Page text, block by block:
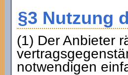
§3 Nutzung
(1) Der Anbieter
notwendigen